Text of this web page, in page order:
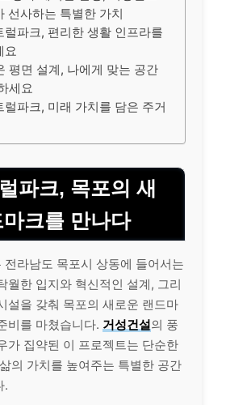
선사하는 특별한 가치
럴파크, 편리한 생활 인프라를
요
평면 설계, 나에게 맞는 공간
세요
럴파크, 미래 가치를 담은 주거
파크, 목포의 새
크를 만나다
전라남도 목포시 상동에 들어서는
월한 입지와 혁신적인 설계, 그리
설을 갖춰 목포의 새로운 랜드마
비를 마쳤습니다. 거성건설의 풍
가 집약된 이 프로젝트는 단순한
의 가치를 높여주는 특별한 공간
.